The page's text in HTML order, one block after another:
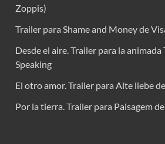
Zoppis)
Trailer para Shame and Money de
Desde el aire. Trailer para la
Speaking
El otro amor. Trailer para Alte liebe
Por la tierra. Trailer para Paisagem